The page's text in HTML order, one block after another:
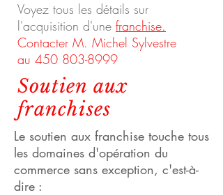
Voyez tous les détails sur
l'acquisition d'une franchise.
Contacter M. Michel Sylvestre
au 450 803-8999
Soutien aux
franchises
Le soutien aux franchise touche tous
les domaines d'opération du
commerce sans exception, c'est-à-
dire :